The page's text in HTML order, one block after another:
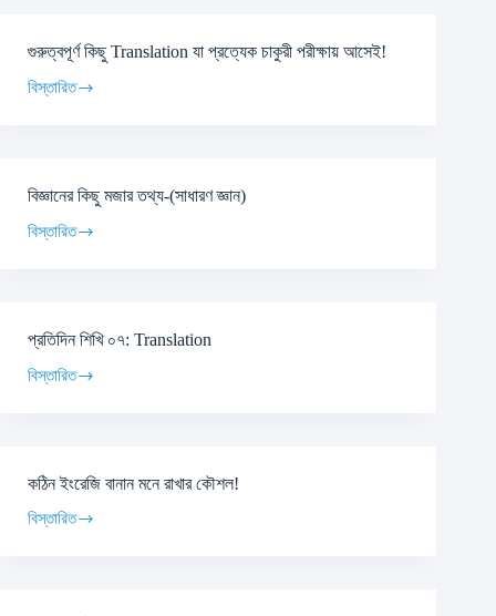
গুরুত্বপূর্ণ কিছু Translation যা প্রত্যেক চাকুরী পরীক্ষায় আসেই!
বিস্তারিত
বিজ্ঞানের কিছু মজার তথ্য-(সাধারণ জ্ঞান)
বিস্তারিত
প্রতিদিন শিখি ০৭: Translation
বিস্তারিত
কঠিন ইংরেজি বানান মনে রাখার কৌশল!
বিস্তারিত